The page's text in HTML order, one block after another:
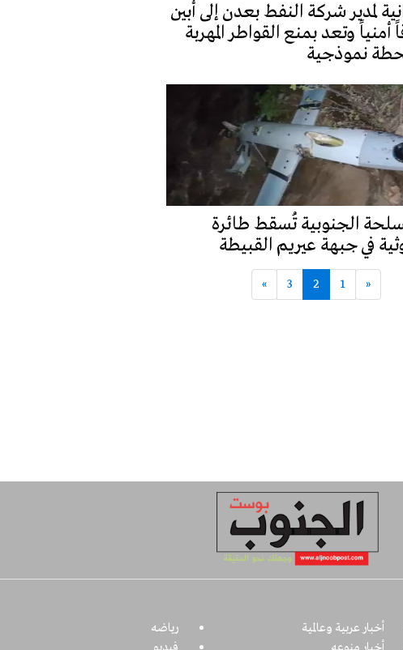
لمدير شركة النفط بعدن إلى أبين
أمنياً وتعد بمنع القواطر المهربة
نموذجية
الجنوبية تُسقط طائرة
في جبهة عيريم القبيطة
«
1
2
3
»
أخبار عربية وعالمية
رياضه